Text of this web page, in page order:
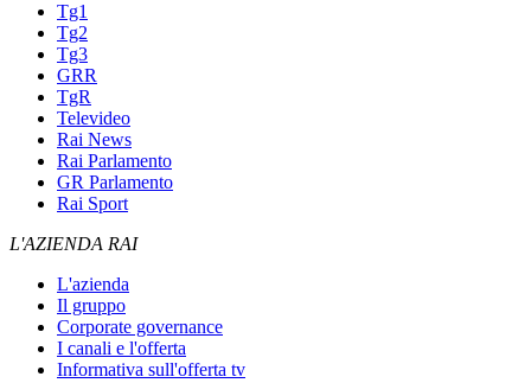
Tg1
Tg2
Tg3
GRR
TgR
Televideo
Rai News
Rai Parlamento
GR Parlamento
Rai Sport
L'AZIENDA RAI
L'azienda
Il gruppo
Corporate governance
I canali e l'offerta
Informativa sull'offerta tv